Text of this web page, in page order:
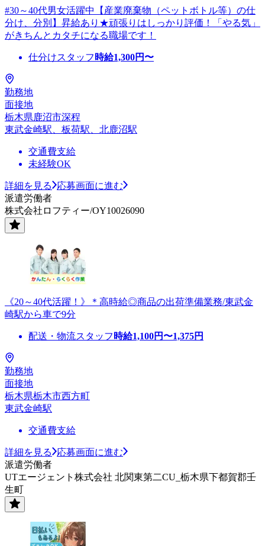
#30～40代男女活躍中【産業廃棄物（ペットボトル等）の仕
分け、分別】昇給あり★頑張りはしっかり評価！「やる気」
がきちんとカタチになる職場です！
仕分けスタッフ 時給1,300円〜
勤務地
面接地
栃木県鹿沼市深程
東武金崎駅、板荷駅、北鹿沼駅
交通費支給
未経験OK
詳細を見る
応募画面に進む
派遣労働者
株式会社ロフティー/OY10026090
《20～40代活躍！》＊高時給◎商品の出荷準備業務/東武金
崎駅から車で9分
配送・物流スタッフ 時給1,100円〜1,375円
勤務地
面接地
栃木県栃木市西方町
東武金崎駅
交通費支給
詳細を見る
応募画面に進む
派遣労働者
UTエージェント株式会社 北関東第二CU_栃木県下都賀郡壬
生町